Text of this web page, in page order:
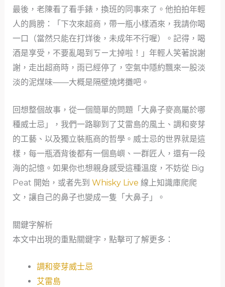
最後，老陳看了看手錶，換班的同事來了。他拍拍年輕
人的肩膀：「下次來超商，帶一瓶小樣酒來，我請你喝
一口（當然只能在打烊後，未成年不行喔）。記得，喝
酒是享受，不要亂喝到ㄎㄧㄤ掉啦！」年輕人笑著說謝
謝，走出超商時，雨已經停了，空氣中隱約飄來一股淡
淡的泥煤味——大概是隔壁燒烤攤吧。
回想整個故事，從一個簡單的問題「大鼻子麥高屬於哪
種威士忌」，我們一路聊到了艾雷島的風土、調和麥芽
的工藝、以及獨立裝瓶商的哲學。威士忌的世界就是這
樣，每一瓶酒背後都有一個島嶼、一群匠人，還有一段
海的記憶。如果你也想親身感受這種溫度，不妨從 Big
Peat 開始，或者先到 Whisky Live 線上知識庫爬爬
文，讓自己的鼻子也變成一隻「大鼻子」。
關鍵字解析
本文中出現的重點關鍵字，點擊可了解更多：
調和麥芽威士忌
艾雷島